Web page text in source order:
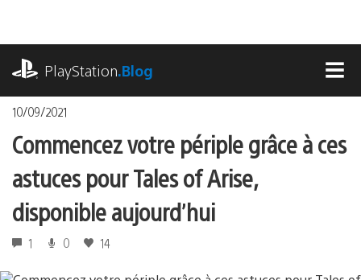
contenu
PlayStation.Blog
10/09/2021
Commencez votre périple grâce à ces
astuces pour Tales of Arise,
disponible aujourd’hui
1 0 14